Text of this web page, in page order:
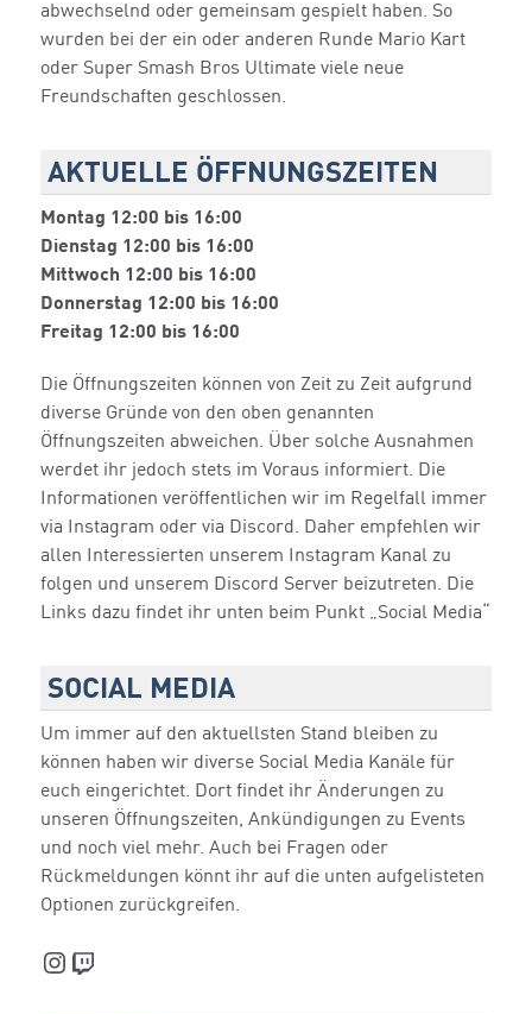
abwechselnd oder gemeinsam gespielt haben. So
wurden bei der ein oder anderen Runde Mario Kart
oder Super Smash Bros Ultimate viele neue
Freundschaften geschlossen.
AKTUELLE ÖFFNUNGSZEITEN
Montag 12:00 bis 16:00
Dienstag 12:00 bis 16:00
Mittwoch 12:00 bis 16:00
Donnerstag 12:00 bis 16:00
Freitag 12:00 bis 16:00
Die Öffnungszeiten können von Zeit zu Zeit aufgrund
diverse Gründe von den oben genannten
Öffnungszeiten abweichen. Über solche Ausnahmen
werdet ihr jedoch stets im Voraus informiert. Die
Informationen veröffentlichen wir im Regelfall immer
via Instagram oder via Discord. Daher empfehlen wir
allen Interessierten unserem Instagram Kanal zu
folgen und unserem Discord Server beizutreten. Die
Links dazu findet ihr unten beim Punkt „Social Media“
SOCIAL MEDIA
Um immer auf den aktuellsten Stand bleiben zu
können haben wir diverse Social Media Kanäle für
euch eingerichtet. Dort findet ihr Änderungen zu
unseren Öffnungszeiten, Ankündigungen zu Events
und noch viel mehr. Auch bei Fragen oder
Rückmeldungen könnt ihr auf die unten aufgelisteten
Optionen zurückgreifen.
Instagram
Twitch